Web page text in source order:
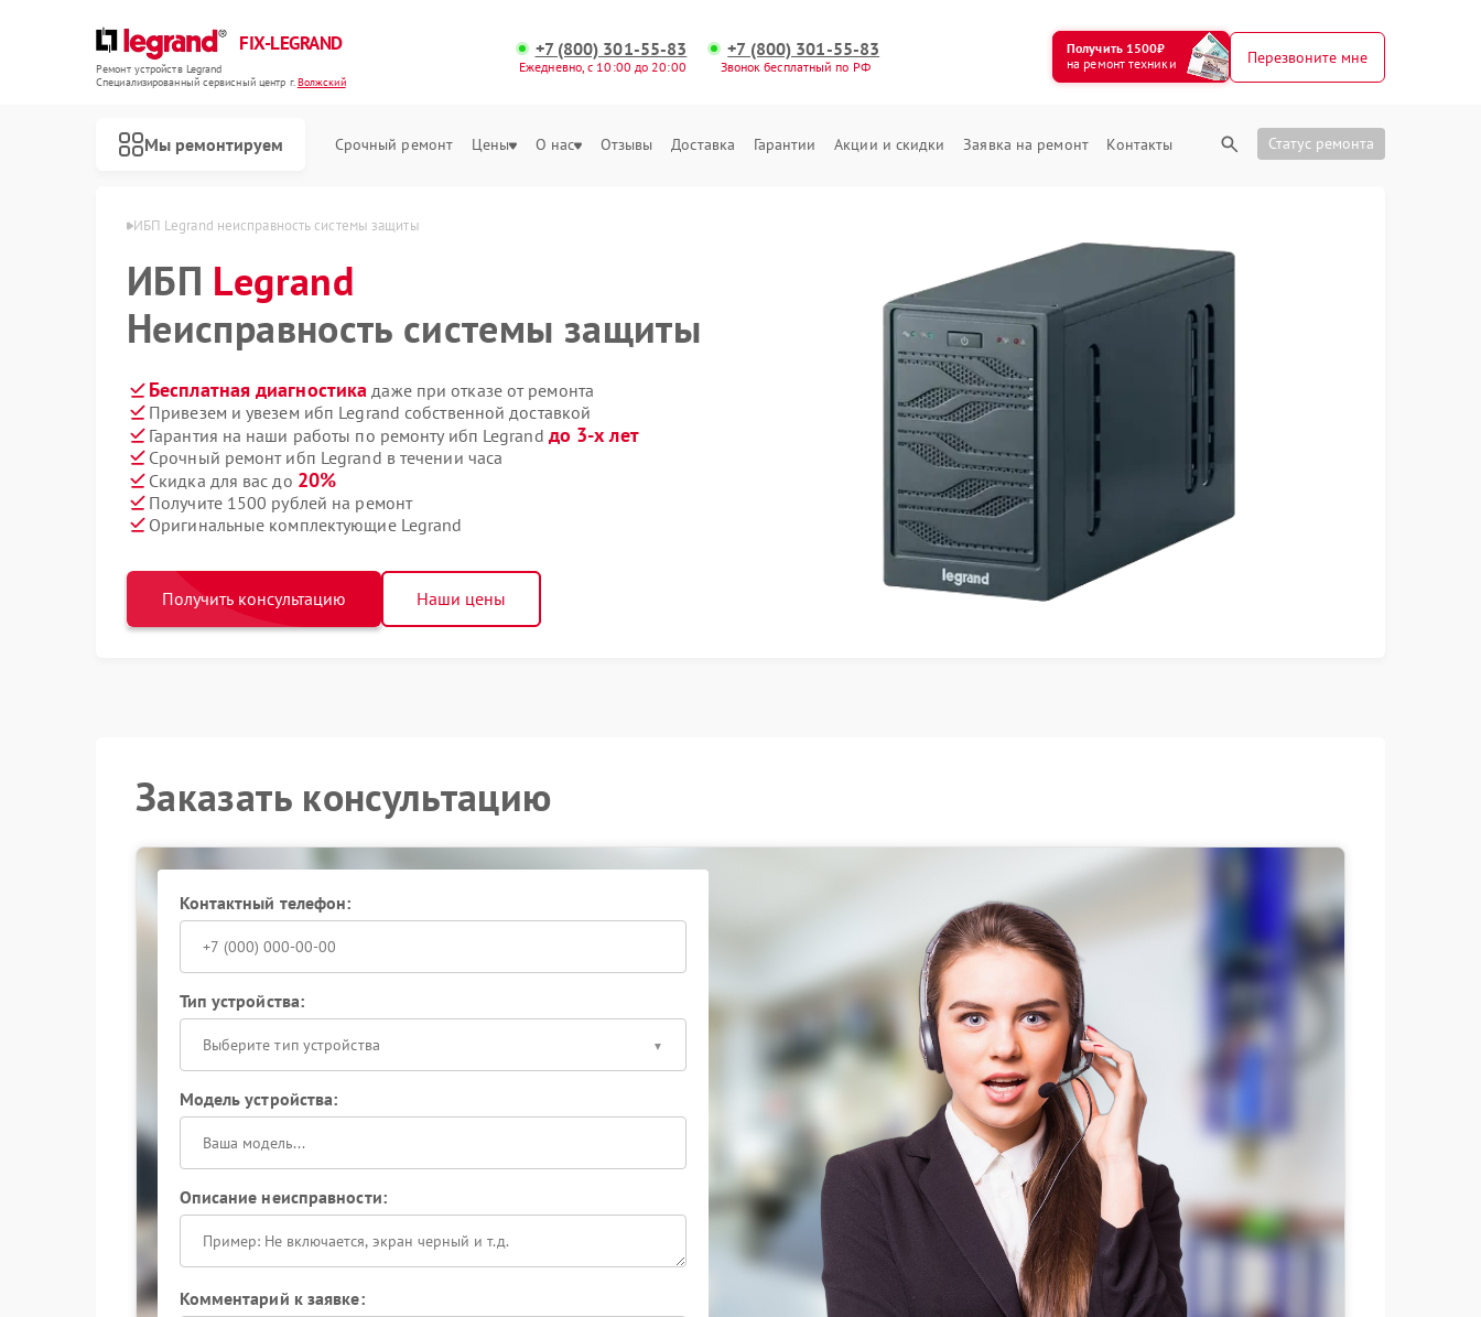
FIX-LEGRAND
Ремонт устройств Legrand
Специализированный cервисный центр г.Волжский
+7 (800) 301-55-83
Ежедневно, с 10:00 до 20:00
+7 (800) 301-55-83
Звонок бесплатный по РФ
Получить 1500₽
на ремонт техники
Перезвоните мне
Мы ремонтируем Срочный ремонт Цены О нас Отзывы Доставка Гарантии Акции и скидки Заявка на ремонт Контакты Статус ремонта
ИБП Legrand неисправность системы защиты
ИБП Legrand
Неисправность системы защиты
Бесплатная диагностика даже при отказе от ремонта
Привезем и увезем ибп Legrand собственной доставкой
Гарантия на наши работы по ремонту ибп Legrand до 3-х лет
Срочный ремонт ибп Legrand в течении часа
Скидка для вас до 20%
Получите 1500 рублей на ремонт
Оригинальные комплектующие Legrand
Получить консультацию Наши цены
Заказать консультацию
Контактный телефон:
Тип устройства:
Выберите тип устройства
Модель устройства:
Описание неисправности:
Комментарий к заявке: